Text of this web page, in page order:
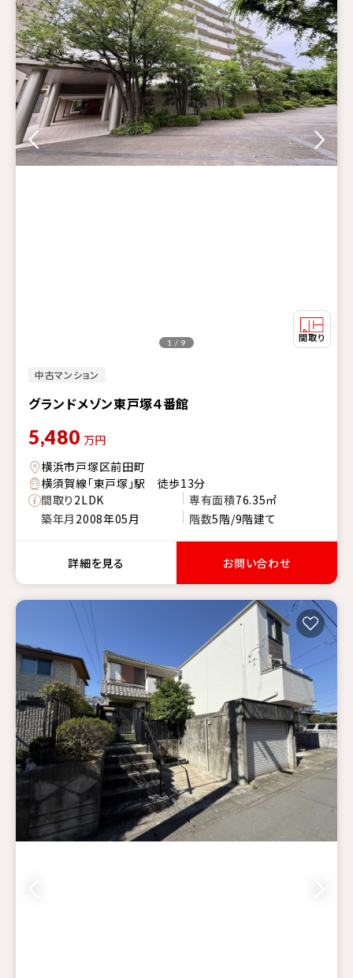
中古マンション
グランドメゾン東戸塚４番館
1 / 9
5,480 万円
横浜市戸塚区前田町
横須賀線「東戸塚」駅 徒歩13分
間取り2LDK 専有面積76.35㎡
築年月 2008年05月 階数5階/9階建て
詳細を見る お問い合わせ